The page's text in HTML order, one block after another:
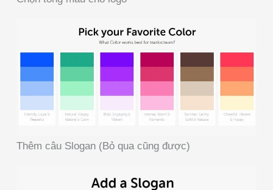
Thêm câu Slogan (Bỏ qua cũng được)